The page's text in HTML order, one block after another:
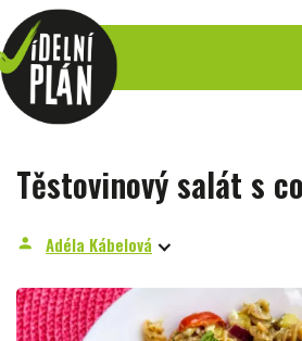
Těstovinový salát s
person Adéla Kábelová